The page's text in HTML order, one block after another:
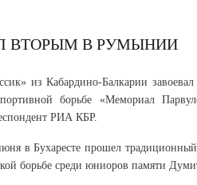
ВТОРЫМ В РУМЫНИИ
из Кабардино-Балкарии
борьбе «Мемориал
РИА КБР.
в Бухаресте прошел
борьбе среди юниоров памяти